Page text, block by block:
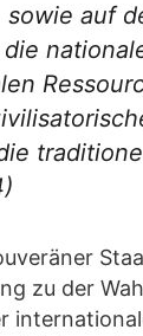
auf
zu der